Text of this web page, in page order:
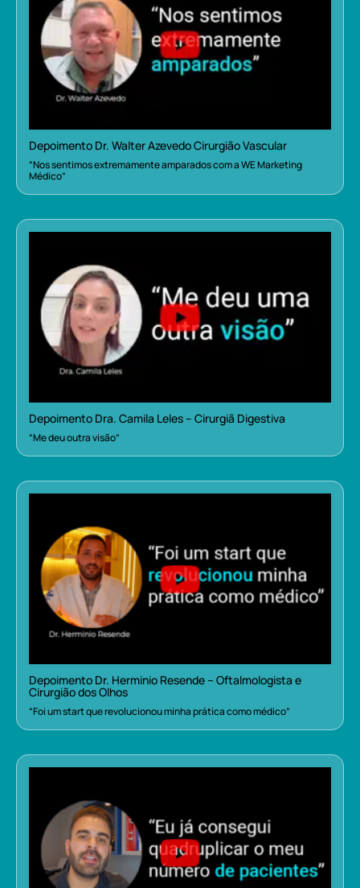
Depoimento Dr. Walter Azevedo Cirurgião Vascular
“Nos sentimos extremamente amparados com a WE Marketing
Médico”
Depoimento Dra. Camila Leles – Cirurgiã Digestiva
“Me deu outra visão”
Depoimento Dr. Herminio Resende – Oftalmologista e
Cirurgião dos Olhos
“Foi um start que revolucionou minha prática como médico”